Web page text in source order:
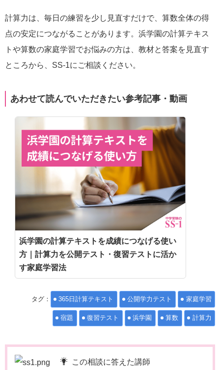
計算力は、毎日の練習を少し見直すだけで、算数全体の得
点の安定につながることがあります。浜学園の計算テキス
トや算数の家庭学習でお悩みの方は、教材と答案を見直す
ところから、SS-1にご相談ください。
あわせて読んでいただきたい参考記事・動画
浜学園の計算テキストを成績につなげる使い
方｜計算力を公開テスト・復習テストに活か
す家庭学習法
タグ： 365日計算テキスト 公開学力テスト 家庭学習
宿題 復習テスト 浜学園 算数 計算力
この相談に答えた講師